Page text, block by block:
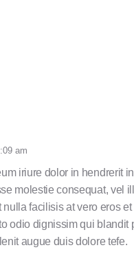
am
iriure dolor in hendrerit in
molestie consequat, vel
facilisis at vero eros et
odio dignissim qui blandit
augue duis dolore tefe.